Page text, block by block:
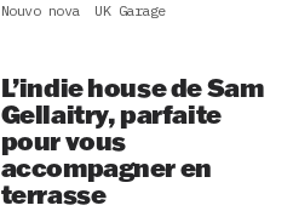
Nouvo nova UK Garage
L’indie house de Sam
Gellaitry, parfaite
pour vous
accompagner en
terrasse